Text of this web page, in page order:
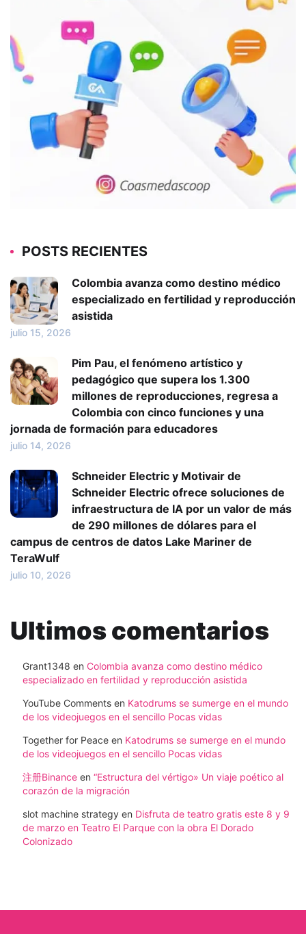
POSTS RECIENTES
Colombia avanza como destino médico
especializado en fertilidad y reproducción
asistida
julio 15, 2026
Pim Pau, el fenómeno artístico y
pedagógico que supera los 1.300
millones de reproducciones, regresa a
Colombia con cinco funciones y una
jornada de formación para educadores
julio 14, 2026
Schneider Electric y Motivair de
Schneider Electric ofrece soluciones de
infraestructura de IA por un valor de más
de 290 millones de dólares para el
campus de centros de datos Lake Mariner de
TeraWulf
julio 10, 2026
Ultimos comentarios
Grant1348 en Colombia avanza como destino médico
especializado en fertilidad y reproducción asistida
YouTube Comments en Katodrums se sumerge en el mundo
de los videojuegos en el sencillo Pocas vidas
Together for Peace en Katodrums se sumerge en el mundo
de los videojuegos en el sencillo Pocas vidas
注册Binance en “Estructura del vértigo» Un viaje poético al
corazón de la migración
slot machine strategy en Disfruta de teatro gratis este 8 y 9
de marzo en Teatro El Parque con la obra El Dorado
Colonizado